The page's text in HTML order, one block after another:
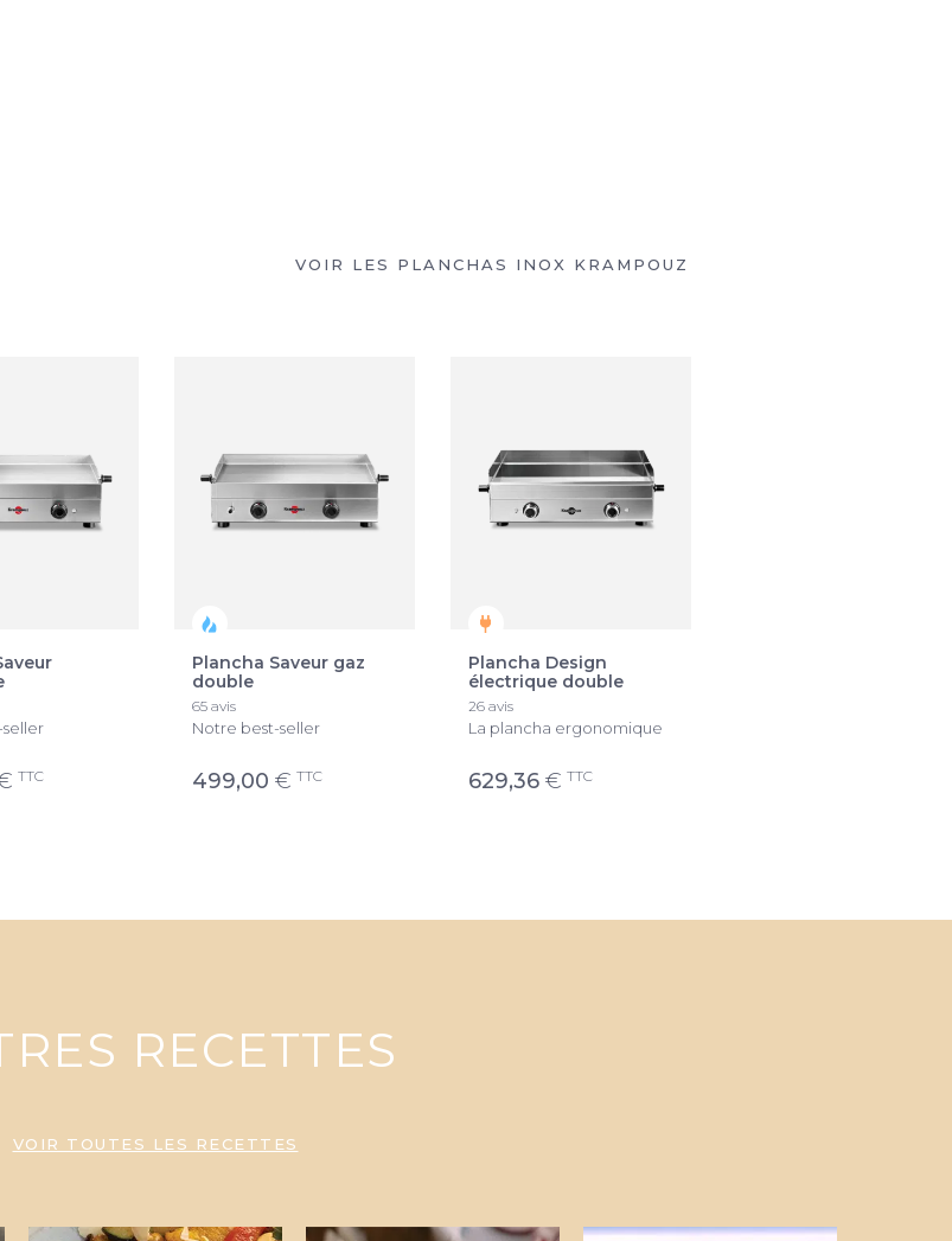
VOIR LES PLANCHAS INOX KRAMPOUZ
TTC
Plancha Saveur gaz
double
65 avis
Notre best-seller
499,00 € TTC
Plancha Design
électrique double
26 avis
La plancha ergonomique
629,36 € TTC
RECETTES
VOIR TOUTES LES RECETTES